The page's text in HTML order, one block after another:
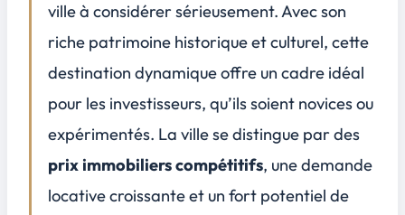
Dynamiques de la demande et de l'offre
Évolutions démographiques et flux migratoires
Demande accrue pour certains types de biens
Évolution de l'offre : constructions neuves et réhabilitations
Impact des grands projets urbains et des politiques publiques
Projets d'infrastructures majeurs
ville à considérer sérieusement. Avec son
riche patrimoine historiqueet culturel, cette
destination dynamique offre un cadre idéal
pour les investisseurs, qu’ils soient novices ou
expérimentés. La ville se distingue par des
prix immobiliers compétitifs, unedemande
locative croissanteet un fort potentiel de